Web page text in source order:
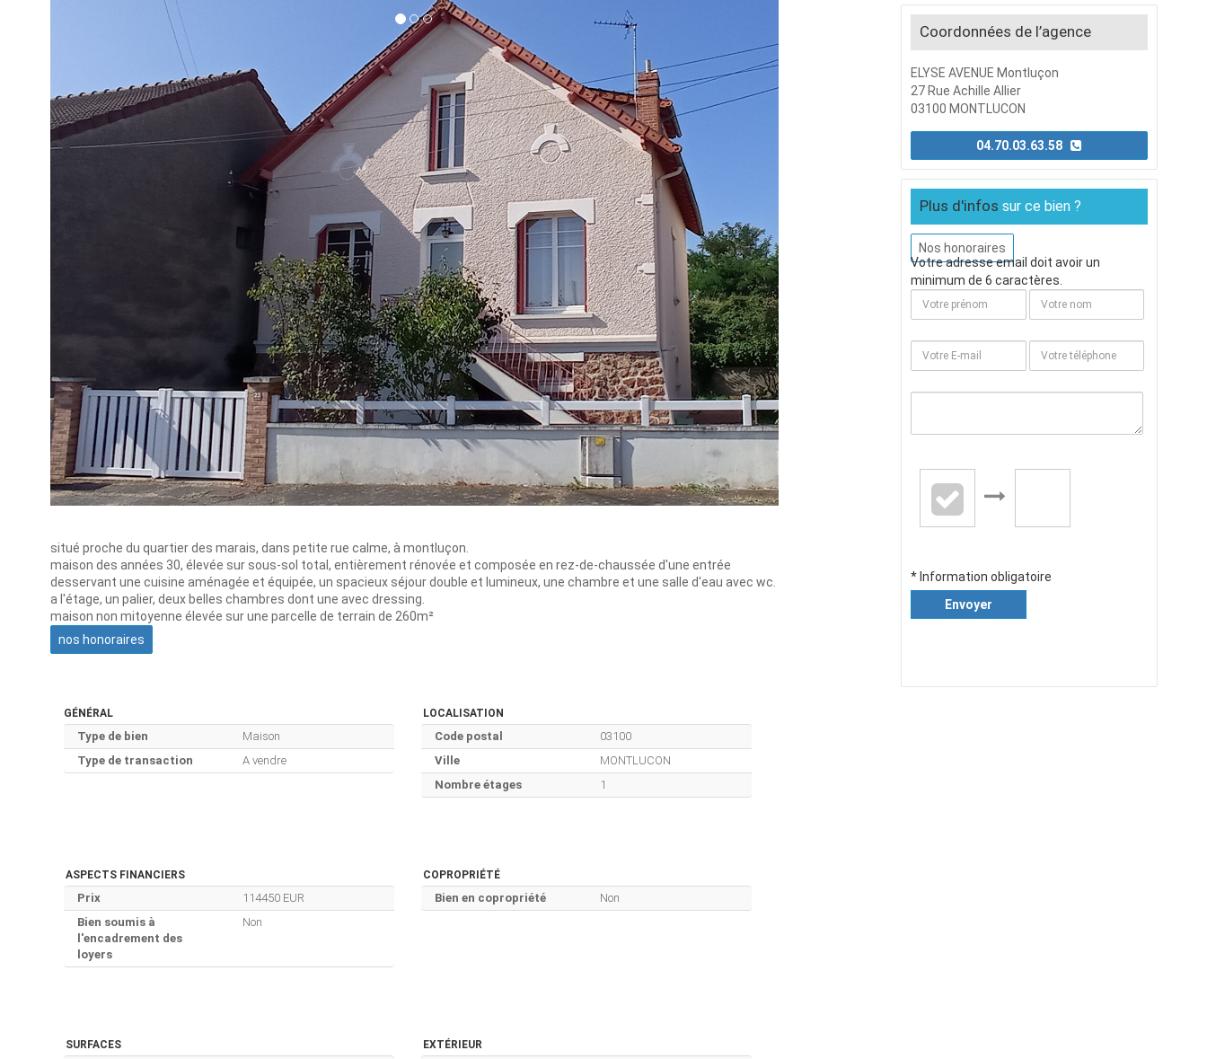
situé proche du quartier des marais, dans petite rue calme, à montluçon.
maison des années 30, élevée sur sous-sol total, entièrement rénovée et composée en rez-de-chaussée d'une entrée
desservant une cuisine aménagée et équipée, un spacieux séjour double et lumineux, une chambre et une salle d'eau avec wc.
a l'étage, un palier, deux belles chambres dont une avec dressing.
maison non mitoyenne élevée sur une parcelle de terrain de 260m²
nos honoraires
GÉNÉRAL
Type de bien
Maison
Type de transaction
A vendre
LOCALISATION
Code postal
03100
Ville
MONTLUCON
Nombre étages
1
ASPECTS FINANCIERS
Prix
114450 EUR
Bien soumis à
l'encadrement des
loyers
Non
COPROPRIÉTÉ
Bien en copropriété Non
SURFACES EXTÉRIEUR
Coordonnées de l’agence
ELYSE AVENUE Montluçon
27 Rue Achille Allier
03100 MONTLUCON
04.70.03.63.58
Plus d'infos sur ce bien ?
Nos honoraires
Votre adresse email doit avoir un
minimum de 6 caractères.
* Information obligatoire
Envoyer